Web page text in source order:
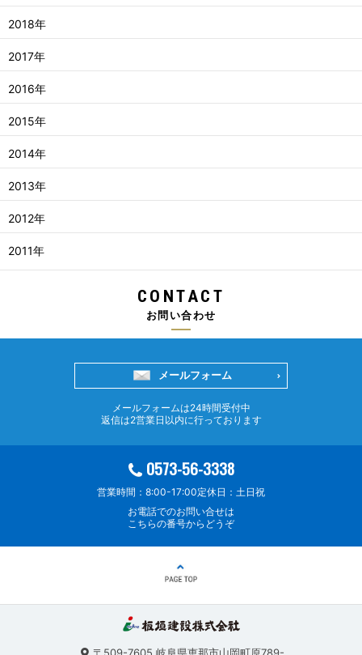
2018年
2017年
2016年
2015年
2014年
2013年
2012年
2011年
CONTACT
お問い合わせ
メールフォーム
メールフォームは24時間受付中
返信は2営業日以内に行っております
0573-56-3338
営業時間：8:00-17:00定休日：土日祝
お電話でのお問い合せは
こちらの番号からどうぞ